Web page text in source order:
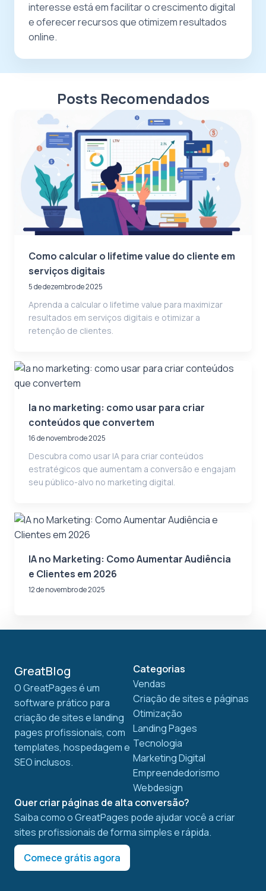
interesse está em facilitar o crescimento digital
e oferecer recursos que otimizem resultados
online.
Posts Recomendados
Como calcular o lifetime value do cliente em
serviços digitais
5 de dezembro de 2025
Aprenda a calcular o lifetime value para maximizar
resultados em serviços digitais e otimizar a
retenção de clientes.
Ia no marketing: como usar para criar
conteúdos que convertem
16 de novembro de 2025
Descubra como usar IA para criar conteúdos
estratégicos que aumentam a conversão e engajam
seu público-alvo no marketing digital.
IA no Marketing: Como Aumentar Audiência
e Clientes em 2026
12 de novembro de 2025
GreatBlog
O GreatPages é um
software prático para
criação de sites e landing
pages profissionais, com
templates, hospedagem e
SEO inclusos.
Categorias
Vendas
Criação de sites e páginas
Otimização
Landing Pages
Tecnologia
Marketing Digital
Empreendedorismo
Webdesign
Quer criar páginas de alta conversão?
Saiba como o GreatPages pode ajudar você a criar
sites profissionais de forma simples e rápida.
Comece grátis agora